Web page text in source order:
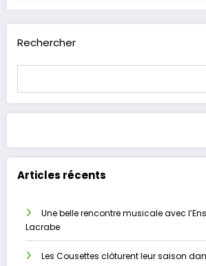
Rechercher
Articles récents
Une belle rencontre musicale avec
Lacrabe
Les Cousettes clôturent leur saison